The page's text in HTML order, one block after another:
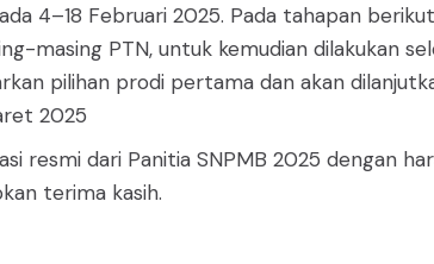
4–18 Februari 2025. Pada tahapan
masing PTN, untuk kemudian dilakukan
pilihan prodi pertama dan akan
2025
resmi dari Panitia SNPMB 2025 dengan
terima kasih.